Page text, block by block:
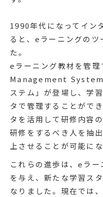
1990年代になってイン
ると、eラーニングの
た。
eラーニング教材を管
Management System
ステム」が登場し、学
タで管理することがで
タを活用して研修内容
研修をするべき人を抽
上させることが可能にな
これらの進歩は、eラ
を与え、新たな学習ス
なりました。現在では